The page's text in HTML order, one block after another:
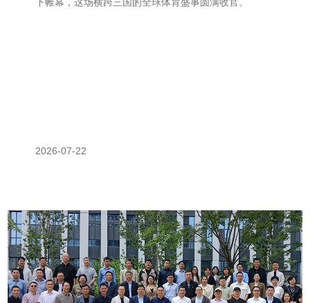
下帷幕，这场横跨三国的全球体育盛事圆满收官。
2026-07-22